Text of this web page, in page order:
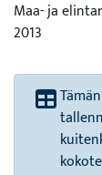
Maa- ja
2013